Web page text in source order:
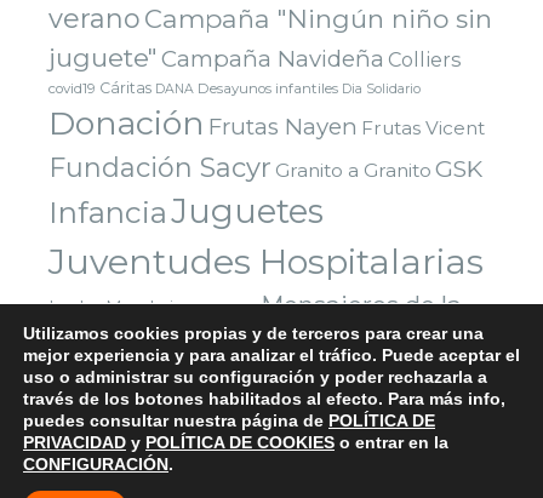
verano Campaña "Ningún niño sin
juguete" Campaña Navideña Colliers
covid19 Cáritas DANA Desayunos infantiles Dia Solidario
Donación Frutas Nayen Frutas Vicent
Fundación Sacyr Granito a Granito GSK
InfanciaJuguetes
Juventudes Hospitalarias
LecheMandarinas Manises Mensajeros de la
Paz Montealto Navidad Nazaret Paradigma Digital
Parla Premio Red Solidaria Bankia Reyes Magos
Sorteo Valencia VoluntariosVuelta al cole Yuncos
Utilizamos cookies propias y de terceros para crear una
mejor experiencia y para analizar el tráfico. Puede aceptar el
uso o administrar su configuración y poder rechazarla a
través de los botones habilitados al efecto. Para más info,
puedes consultar nuestra página de POLÍTICA DE
PRIVACIDAD y POLÍTICA DE COOKIES o entrar en la
CONFIGURACIÓN.